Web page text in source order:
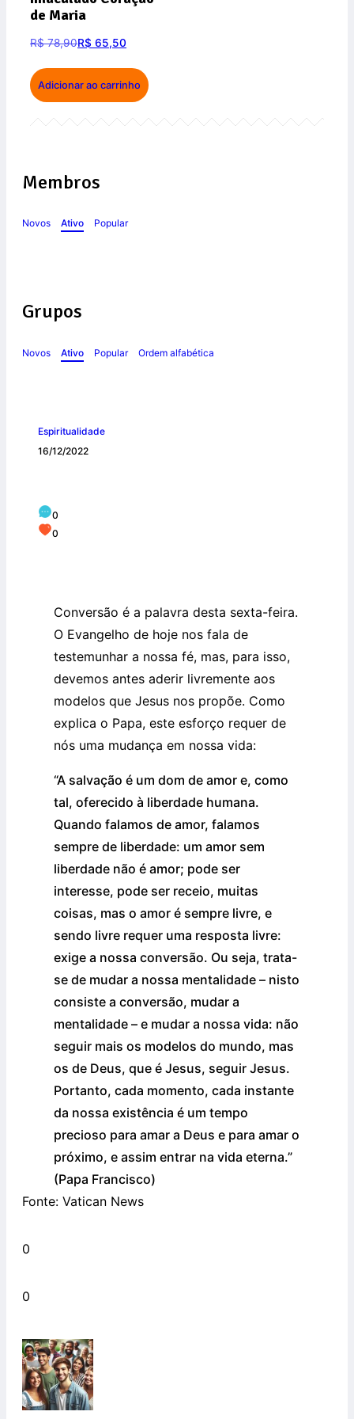
de Maria
R$78,90R$ 65,50
Adicionar ao carrinho
Membros
Novos Ativo Popular
Grupos
Novos Ativo Popular Ordem alfabética
Espiritualidade
16/12/2022
0
0
Conversão é a palavra desta sexta-feira.
O Evangelho de hoje nos fala de
testemunhar a nossa fé, mas, para isso,
devemos antes aderir livremente aos
modelos que Jesus nos propõe. Como
explica o Papa, este esforço requer de
nós uma mudança em nossa vida:
“A salvação é um dom de amor e, como
tal, oferecido à liberdade humana.
Quando falamos de amor, falamos
sempre de liberdade: um amor sem
liberdade não é amor; pode ser
interesse, pode ser receio, muitas
coisas, mas o amor é sempre livre, e
sendo livre requer uma resposta livre:
exige a nossa conversão. Ou seja, trata-
se de mudar a nossa mentalidade – nisto
consiste a conversão, mudar a
mentalidade – e mudar a nossa vida: não
seguir mais os modelos do mundo, mas
os de Deus, que é Jesus, seguir Jesus.
Portanto, cada momento, cada instante
da nossa existência é um tempo
precioso para amar a Deus e para amar o
próximo, e assim entrar na vida eterna.”
(Papa Francisco)
Fonte: Vatican News
0
0